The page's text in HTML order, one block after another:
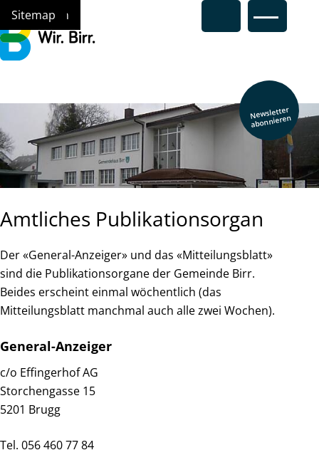
Navigieren in Birr
Schnellnavigation
Home
Navigation
Inhalt
Suche
Sitemap
Newsletter
abonnieren
Amtliches Publikationsorgan
Der «General-Anzeiger» und das «Mitteilungsblatt»
sind die Publikationsorgane der Gemeinde Birr.
Beides erscheint einmal wöchentlich (das
Mitteilungsblatt manchmal auch alle zwei Wochen).
General-Anzeiger
c/o Effingerhof AG
Storchengasse 15
5201 Brugg
Tel. 056 460 77 84